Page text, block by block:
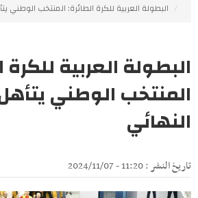
البطولة العربية للكرة الطائرة: المنتخب الوطني
البطولة العربية للكرة
المنتخب الوطني
النهائي
تاريخ النشر : 11:20 - 2024/11/07